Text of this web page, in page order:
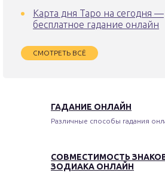
Карта дня Таро на сегодня —
бесплатное гадание онлайн
СМОТРЕТЬ ВСЁ
ГАДАНИЕ ОНЛАЙН
Различные способы гадания
СОВМЕСТИМОСТЬ
ЗОДИАКА ОНЛАЙН